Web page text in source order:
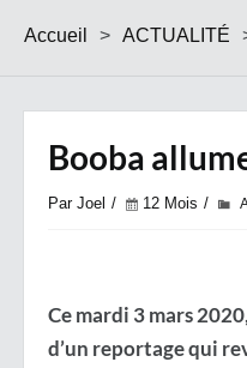
Accueil > ACTUALITÉ
Booba
Par Joel 12 Mois
Ce mardi 3 mars
d’un reportage qui